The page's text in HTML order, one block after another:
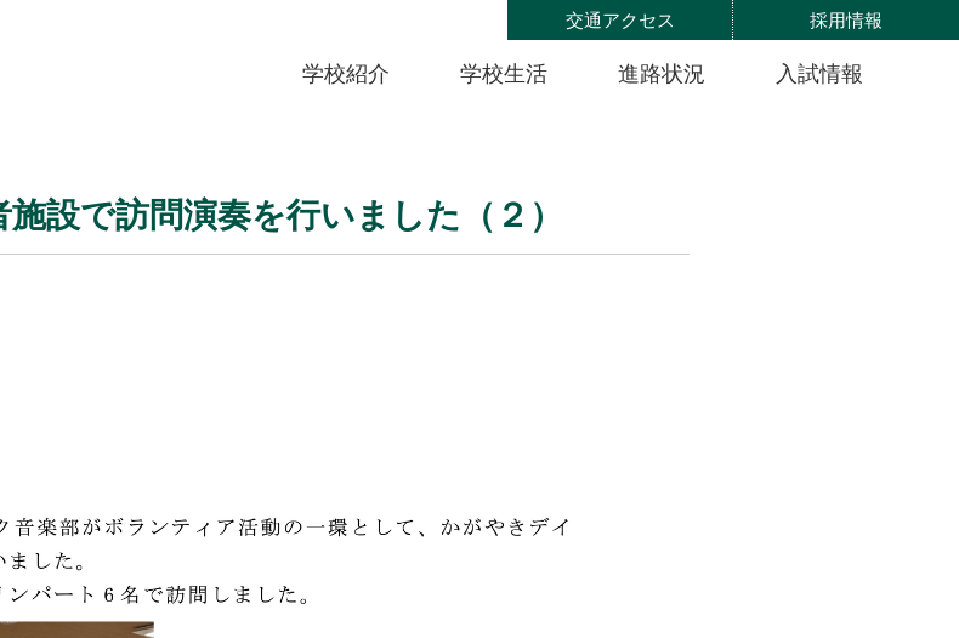
学校紹介 学校生活 進路状況 入試情報
交通アクセス 採用情報
設で訪問演奏を行いました（２）